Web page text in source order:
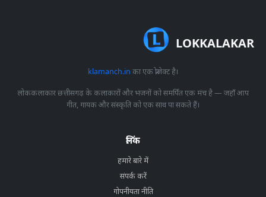
LOKKALAKAR
klamanch.in का एक प्रोजेक्ट है।
लोककलाकार छत्तीसगढ़ के कलाकारों और भजनों को समर्पित एक मंच है — जहाँ आप
गीत, गायक और संस्कृति को एक साथ पा सकते हैं।
लिंक
हमारे बारे में
संपर्क करें
गोपनीयता नीति